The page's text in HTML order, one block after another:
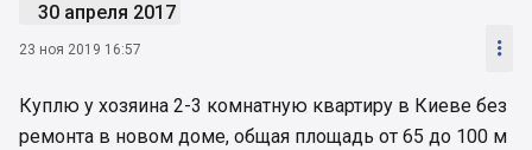
30 апреля 2017
23 ноя 2019 16:57 
Куплю у хозяина 2-3 комнатную квартиру в Киеве без
ремонта в новом доме, общая площадь от 65 до 100 м